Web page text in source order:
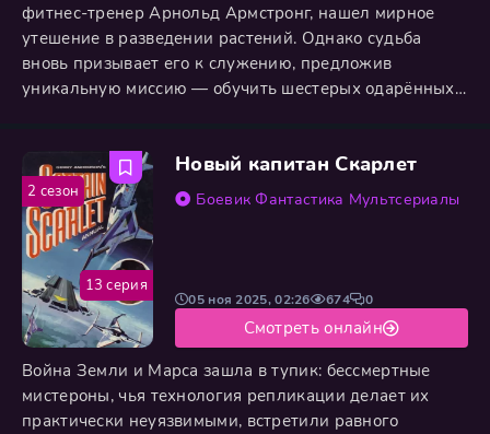
фитнес-тренер Арнольд Армстронг, нашел мирное
утешение в разведении растений. Однако судьба
вновь призывает его к служению, предложив
уникальную миссию — обучить шестерых одарённых,
Арнольд устраивается в их детский сад, где его
главной задачей становится не физическая
подготовка, а тонкое искусство воспитания.
Новый капитан Скарлет
Боевик Фантастика Мультсериалы
Война Земли и Марса зашла в тупик: бессмертные
мистероны, чья технология репликации делает их
практически неуязвимыми, встретили равного
05 ноя 2025, 02:26 674 0
Смотреть онлайн
13 серия
2 сезон